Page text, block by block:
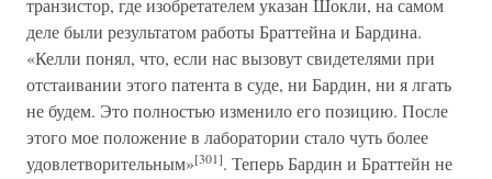
транзистор, где изобретателем указан Шокли, на самом
деле были результатом работы Браттейна и Бардина.
«Келли понял, что, если нас вызовут свидетелями при
отстаивании этого патента в суде, ни Бардин, ни я лгать
не будем. Это полностью изменило его позицию. После
этого мое положение в лаборатории стало чуть более
удовлетворительным»[301]. Теперь Бардин и Браттейн не